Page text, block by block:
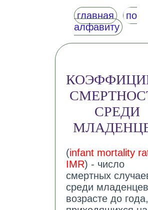
главная
по
алфавиту
СРЕДИ
(infant mortality
IMR) - число
смертных
среди
возрасте до года,